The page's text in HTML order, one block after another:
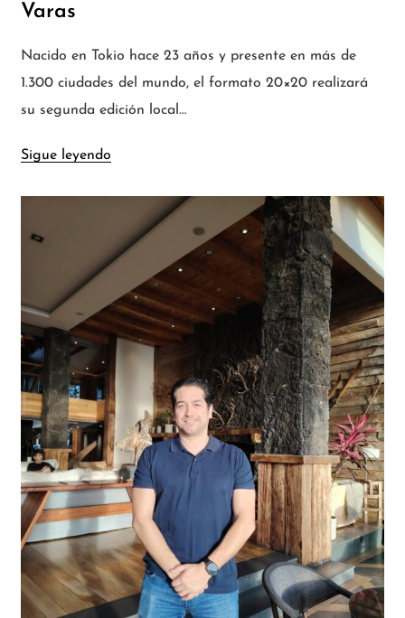
Varas
Nacido en Tokio hace 23 años y presente en más de
1.300 ciudades del mundo, el formato 20×20 realizará
su segunda edición local…
Sigue leyendo